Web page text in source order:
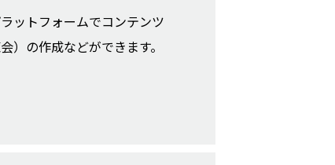
ットフォームでコンテンツ
）の作成などができます。